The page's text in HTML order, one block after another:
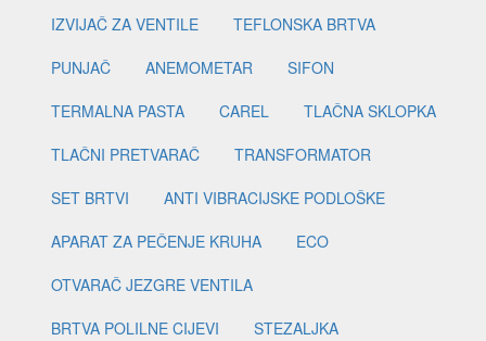
IZVIJAČ ZA VENTILE
TEFLONSKA BRTVA
PUNJAČ
ANEMOMETAR
SIFON
TERMALNA PASTA
CAREL
TLAČNA SKLOPKA
TLAČNI PRETVARAČ
TRANSFORMATOR
SET BRTVI
ANTI VIBRACIJSKE PODLOŠKE
APARAT ZA PEČENJE KRUHA
ECO
OTVARAČ JEZGRE VENTILA
BRTVA POLILNE CIJEVI
STEZALJKA